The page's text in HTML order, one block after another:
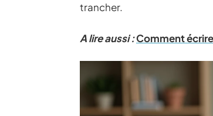
trancher.
A lire aussi :Comment